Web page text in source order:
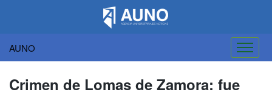
AUNO
contenido
Crimen de Lomas de Zamora: fue